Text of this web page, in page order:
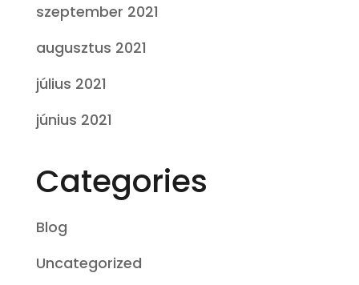
szeptember 2021
augusztus 2021
július 2021
június 2021
Categories
Blog
Uncategorized